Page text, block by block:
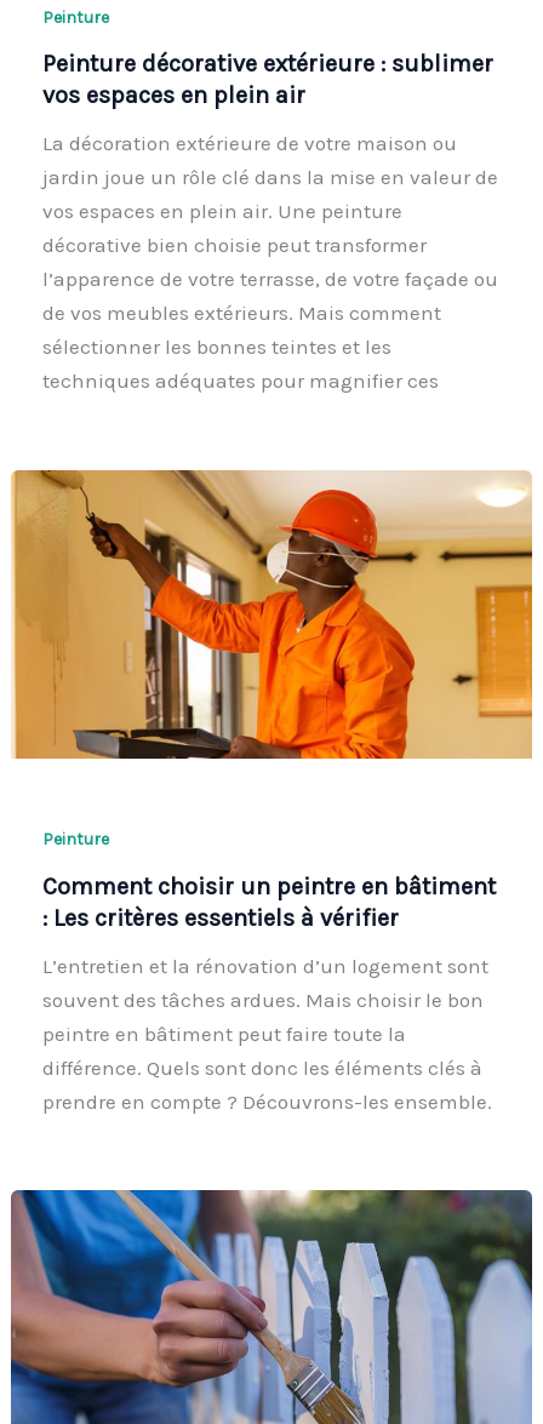
Peinture
Peinture décorative extérieure : sublimer
vos espaces en plein air
La décoration extérieure de votre maison ou
jardin joue un rôle clé dans la mise en valeur de
vos espaces en plein air. Une peinture
décorative bien choisie peut transformer
l’apparence de votre terrasse, de votre façade ou
de vos meubles extérieurs. Mais comment
sélectionner les bonnes teintes et les
techniques adéquates pour magnifier ces
Peinture
Comment choisir un peintre en bâtiment
: Les critères essentiels à vérifier
L’entretien et la rénovation d’un logement sont
souvent des tâches ardues. Mais choisir le bon
peintre en bâtiment peut faire toute la
différence. Quels sont donc les éléments clés à
prendre en compte ? Découvrons-les ensemble.